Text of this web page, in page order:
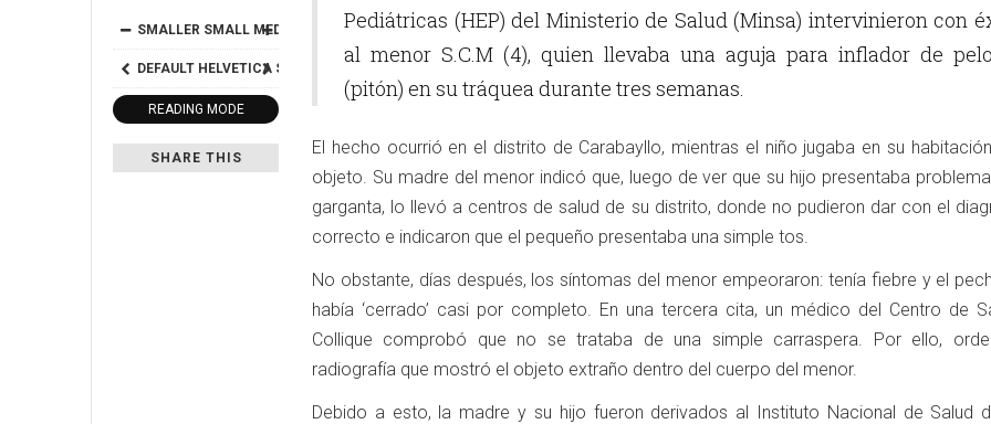
SMALLER SMALL MEDIUM BIGGER
DEFAULT HELVETICA SEGOE
READING MODE
SHARE THIS
Pediátricas (HEP) del Ministerio de Salud (Minsa) intervinieron con
al menor S.C.M (4), quien llevaba una aguja para inflador de
(pitón) en su tráquea durante tres semanas.
El hecho ocurrió en el distrito de Carabayllo, mientras el niño jugaba en su
objeto. Su madre del menor indicó que, luego de ver que su hijo presentaba
garganta, lo llevó a centros de salud de su distrito, donde no pudieron dar con el
correcto e indicaron que el pequeño presentaba una simple tos.
No obstante, días después, los síntomas del menor empeoraron: tenía fiebre y el
había ‘cerrado’ casi por completo. En una tercera cita, un médico del Centro de
Collique comprobó que no se trataba de una simple carraspera. Por ello,
radiografía que mostró el objeto extraño dentro del cuerpo del menor.
Debido a esto, la madre y su hijo fueron derivados al Instituto Nacional de Salud